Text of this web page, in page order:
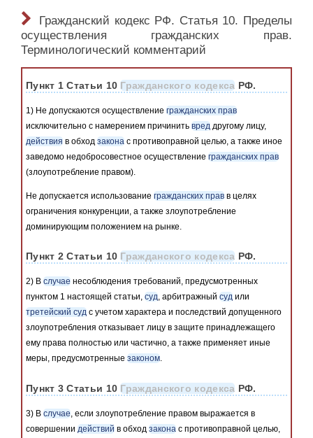
Законодательство
Гражданский кодекс РФ. Статья 10. Пределы
осуществления гражданских прав.
Терминологический комментарий
Пункт 1 Статьи 10Гражданского кодекса РФ.
1) Не допускаются осуществление гражданских прав
исключительно с намерением причинить вред другому лицу,
действия в обход закона с противоправной целью, а также иное
заведомо недобросовестное осуществление гражданских прав
(злоупотребление правом).
Не допускается использование гражданских прав в целях
ограничения конкуренции, а также злоупотребление
доминирующим положением на рынке.
Пункт 2 Статьи 10Гражданского кодекса РФ.
2) В случае несоблюдения требований, предусмотренных
пунктом 1 настоящей статьи, суд, арбитражный суд или
третейский суд с учетом характера и последствий допущенного
злоупотребления отказывает лицу в защите принадлежащего
ему права полностью или частично, а также применяет иные
меры, предусмотренные законом.
Пункт 3 Статьи 10Гражданского кодекса РФ.
3) В случае , если злоупотребление правом выражается в
совершении действий в обход закона с противоправной целью,